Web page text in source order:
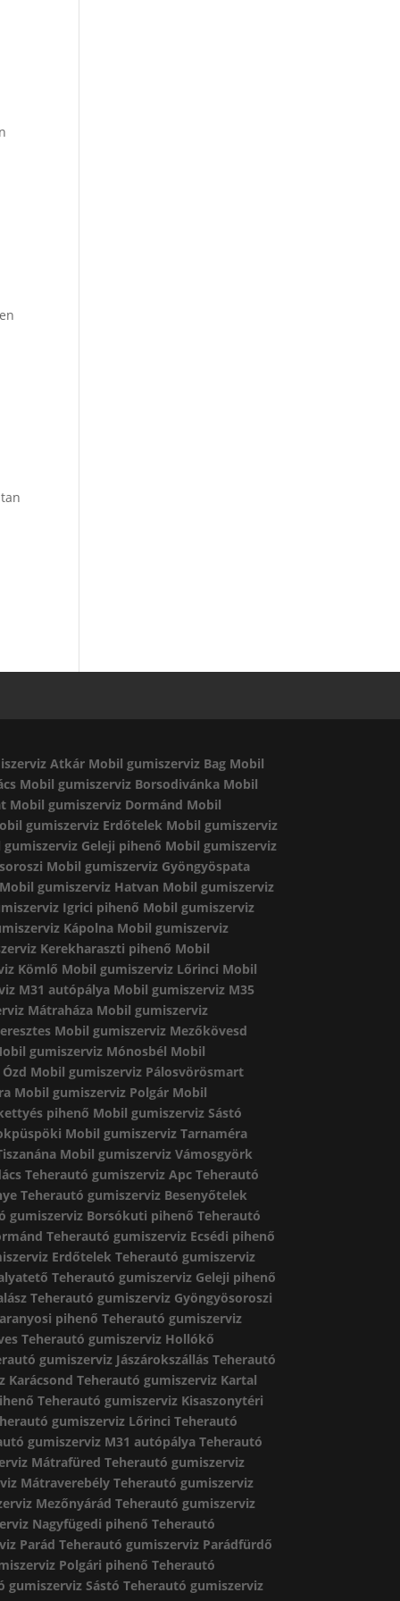
Atkár Mobil gumiszerviz Bag Mobil
Mobil gumiszerviz Borsodivánka Mobil
Mobil gumiszerviz Dormánd Mobil
gumiszerviz Erdőtelek Mobil gumiszerviz
Geleji pihenő Mobil gumiszerviz
Mobil gumiszerviz Gyöngyöspata
Mobil gumiszerviz Hatvan Mobil gumiszerviz
Igrici pihenő Mobil gumiszerviz
Kápolna Mobil gumiszerviz
Kerekharaszti pihenő Mobil
Kömlő Mobil gumiszerviz Lőrinci Mobil
M31 autópálya Mobil gumiszerviz M35
Mátraháza Mobil gumiszerviz
Mobil gumiszerviz Mezőkövesd
gumiszerviz Mónosbél Mobil
Mobil gumiszerviz Pálosvörösmart
Mobil gumiszerviz Polgár Mobil
pihenő Mobil gumiszerviz Sástó
Mobil gumiszerviz Tarnaméra
Mobil gumiszerviz Vámosgyörk
Teherautó gumiszerviz Apc Teherautó
Teherautó gumiszerviz Besenyőtelek
gumiszerviz Borsókuti pihenő Teherautó
Teherautó gumiszerviz Ecsédi pihenő
Erdőtelek Teherautó gumiszerviz
Teherautó gumiszerviz Geleji pihenő
Teherautó gumiszerviz Gyöngyösoroszi
pihenő Teherautó gumiszerviz
Teherautó gumiszerviz Hollókő
gumiszerviz Jászárokszállás Teherautó
Karácsond Teherautó gumiszerviz Kartal
Teherautó gumiszerviz Kisaszonytéri
gumiszerviz Lőrinci Teherautó
gumiszerviz M31 autópálya Teherautó
Mátrafüred Teherautó gumiszerviz
Mátraverebély Teherautó gumiszerviz
Mezőnyárád Teherautó gumiszerviz
Nagyfügedi pihenő Teherautó
Parád Teherautó gumiszerviz Parádfürdő
Polgári pihenő Teherautó
gumiszerviz Sástó Teherautó gumiszerviz